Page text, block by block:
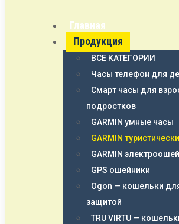
Главная
Продукция
ВСЕ КАТЕГОРИИ
Часы телефон для
Смарт часы для
подростков
GARMIN умные часы
GARMIN
GARMIN
GPS ошейники
Ogon — кошельки
защитой
TRU VIRTU —